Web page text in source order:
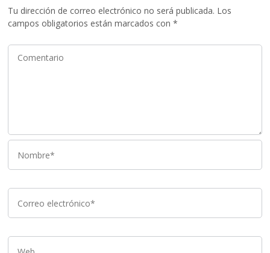
Tu dirección de correo electrónico no será publicada. Los
campos obligatorios están marcados con*